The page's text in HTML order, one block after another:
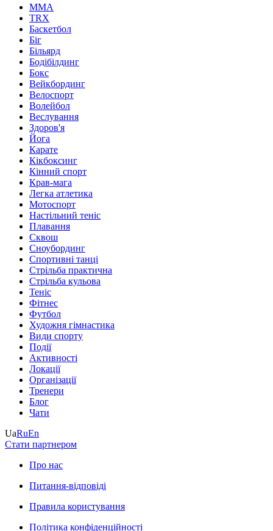
MMA
TRX
Баскетбол
Біг
Більярд
Бодібілдинг
Бокс
Вейкбординг
Велоспорт
Волейбол
Веслування
Здоров'я
Йога
Карате
Кікбоксинг
Кінний спорт
Крав-мага
Легка атлетика
Мотоспорт
Настільний теніс
Плавання
Сквош
Сноубординг
Спортивні танці
Стрільба практична
Стрільба кульова
Теніс
Фітнес
Футбол
Художня гімнастика
Види спорту
Події
Активності
Локації
Організації
Тренери
Блог
Чати
UaRuEn
Стати партнером
Про нас
Питання-відповіді
Правила користування
Політика конфіденційності